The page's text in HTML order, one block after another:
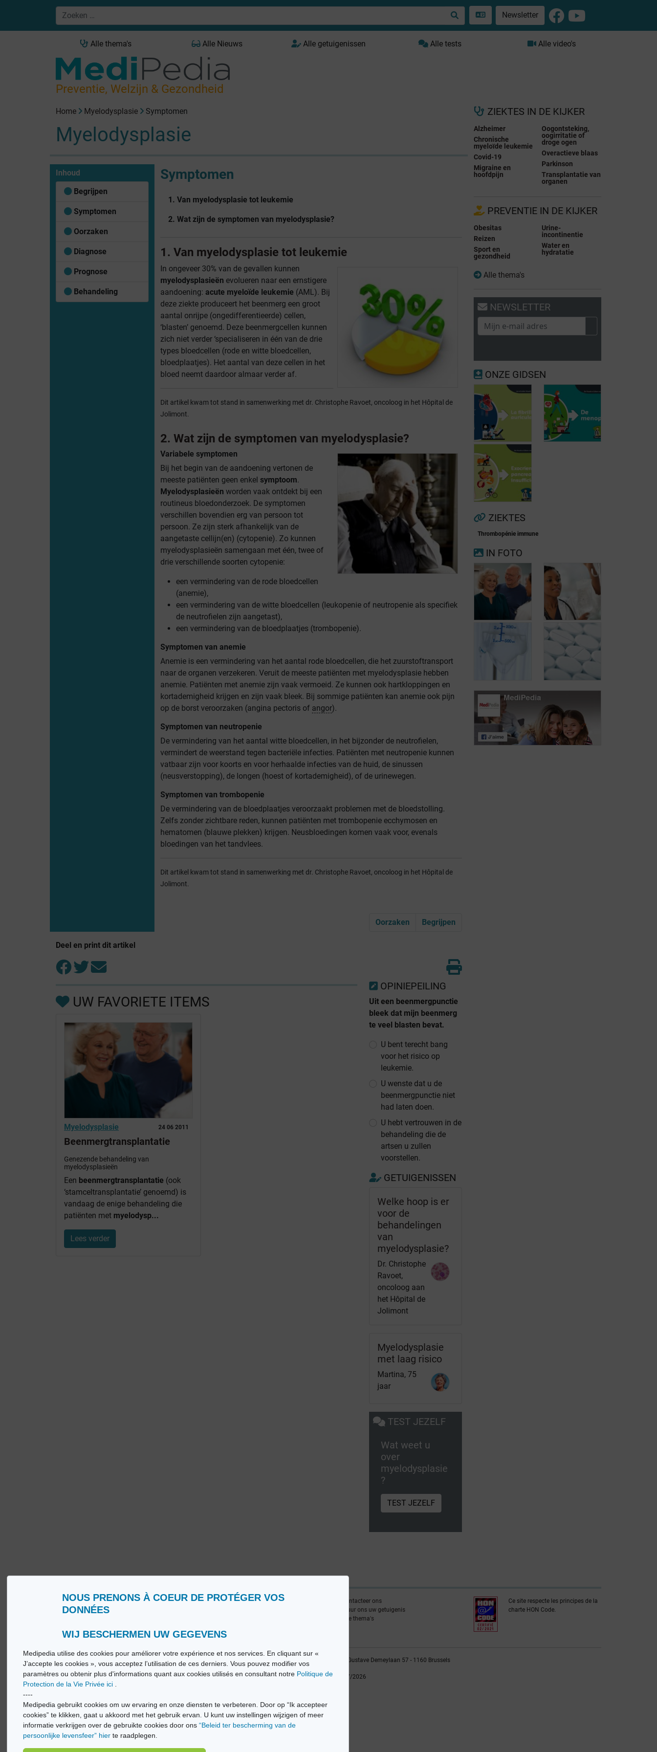
NOUS PRENONS À COEUR DE PROTÉGER VOS
DONNÉES
WIJ BESCHERMEN UW GEGEVENS
Medipedia utilise des cookies pour améliorer votre expérience et nos services. En cliquant sur «
J’accepte les cookies », vous acceptez l’utilisation de ces derniers. Vous pouvez modifier vos
paramètres ou obtenir plus d'informations quant aux cookies utilisés en consultant notre Politique de
Protection de la Vie Privée ici .
----
Medipedia gebruikt cookies om uw ervaring en onze diensten te verbeteren. Door op “Ik accepteer
cookies” te klikken, gaat u akkoord met het gebruik ervan. U kunt uw instellingen wijzigen of meer
informatie verkrijgen over de gebruikte cookies door ons“Beleid ter bescherming van de
persoonlijke levensfeer” hier te raadplegen.
Newsletter
Alle thema's Alle Nieuws Alle getuigenissen Alle tests Alle video's
Preventie, Welzijn & Gezondheid
Home Myelodysplasie Symptomen
Myelodysplasie
Inhoud
Begrijpen
Symptomen
Oorzaken
Diagnose
Prognose
Behandeling
Symptomen
1. Van myelodysplasie tot leukemie
2. Wat zijn de symptomen van myelodysplasie?
1. Van myelodysplasie tot leukemie
In ongeveer 30% van de gevallen kunnen
myelodysplasieën evolueren naar een ernstigere
aandoening: acute myeloïde leukemie (AML). Bij
deze ziekte produceert het beenmerg een groot
aantal onrijpe (ongedifferentieerde) cellen,
‘blasten’ genoemd. Deze beenmergcellen kunnen
zich niet verder ‘specialiseren in één van de drie
types bloedcellen (rode en witte bloedcellen,
bloedplaatjes). Het aantal van deze cellen in het
bloed neemt daardoor almaar verder af.
Dit artikel kwam tot stand in samenwerking met dr. Christophe Ravoet, oncoloog in het Hôpital de
Jolimont.
2. Wat zijn de symptomen van myelodysplasie?
Variabele symptomen
Bij het begin van de aandoening vertonen de
meeste patiënten geen enkel symptoom.
Myelodysplasieën worden vaak ontdekt bij een
routineus bloedonderzoek. De symptomen
verschillen bovendien erg van persoon tot
persoon. Ze zijn sterk afhankelijk van de
aangetaste cellijn(en) (cytopenie). Zo kunnen
myelodysplasieën samengaan met één, twee of
drie verschillende soorten cytopenie:
een vermindering van de rode bloedcellen
(anemie),
een vermindering van de witte bloedcellen (leukopenie of neutropenie als specifiek
de neutrofielen zijn aangetast),
een vermindering van de bloedplaatjes (trombopenie).
Symptomen van anemie
Anemie is een vermindering van het aantal rode bloedcellen, die het zuurstoftransport
naar de organen verzekeren. Veruit de meeste patiënten met myelodysplasie hebben
anemie. Patiënten met anemie zijn vaak vermoeid. Ze kunnen ook hartkloppingen en
kortademigheid krijgen en zijn vaak bleek. Bij sommige patiënten kan anemie ook pijn
op de borst veroorzaken (angina pectoris of angor).
Symptomen van neutropenie
De vermindering van het aantal witte bloedcellen, in het bijzonder de neutrofielen,
vermindert de weerstand tegen bacteriële infecties. Patiënten met neutropenie kunnen
vatbaar zijn voor koorts en voor herhaalde infecties van de huid, de sinussen
(neusverstopping), de longen (hoest of kortademigheid), of de urinewegen.
Symptomen van trombopenie
De vermindering van de bloedplaatjes veroorzaakt problemen met de bloedstolling.
Zelfs zonder zichtbare reden, kunnen patiënten met trombopenie ecchymosen en
hematomen (blauwe plekken) krijgen. Neusbloedingen komen vaak voor, evenals
bloedingen van het tandvlees.
Dit artikel kwam tot stand in samenwerking met dr. Christophe Ravoet, oncoloog in het Hôpital de
Jolimont.
Oorzaken Begrijpen
Deel en print dit artikel
UW FAVORIETE ITEMS
24 06 2011
Myelodysplasie
Beenmergtransplantatie
Genezende behandeling van
myelodysplasieën
Een beenmergtransplantatie (ook
‘stamceltransplantatie’ genoemd) is
vandaag de enige behandeling die
patiënten met myelodysp...
Lees verder
OPINIEPEILING
Uit een beenmergpunctie
bleek dat mijn beenmerg
te veel blasten bevat.
U bent terecht bang
voor het risico op
leukemie.
U wenste dat u de
beenmergpunctie niet
had laten doen.
U hebt vertrouwen in de
behandeling die de
artsen u zullen
voorstellen.
GETUIGENISSEN
Welke hoop is er
voor de
behandelingen
van
myelodysplasie?
Dr. Christophe
Ravoet,
oncoloog aan
het Hôpital de
Jolimont
Myelodysplasie
met laag risico
Martina, 75
jaar
TEST JEZELF
Wat weet u
over
myelodysplasie
?
TEST JEZELF
ZIEKTES IN DE KIJKER
Alzheimer
Chronische
myeloïde leukemie
Covid-19
Migraine en
hoofdpijn
Oogontsteking,
oogirritatie of
droge ogen
Overactieve blaas
Parkinson
Transplantatie van
organen
PREVENTIE IN DE KIJKER
Obesitas
Reizen
Sport en
gezondheid
Urine-
incontinentie
Water en
hydratatie
Alle thema's
NEWSLETTER
ONZE GIDSEN
Voorkamerfibrillatie
pancreas-
insufficiëntie
ZIEKTES
Thrombopénie immune
IN FOTO
Beenmergtransplantatie
Hypomethylerende
stoffen
Chemotherapie
in hoge
dosissen
Geneesmiddelen
om anemie te
voorkomen
Wie zijn wij?
Gebruiksvoorwaarden
Woordenlijst
Contacteer ons
Stuur ons uw getuigenis
Alle thema's
Ce site respecte les principes de la
charte HON Code.
© Vivio sa, 2014-2026 - Tous droits réservés | Avenue Gustave Demeylaan 57 - 1160 Brussels
Laatste update: 22/07/2026